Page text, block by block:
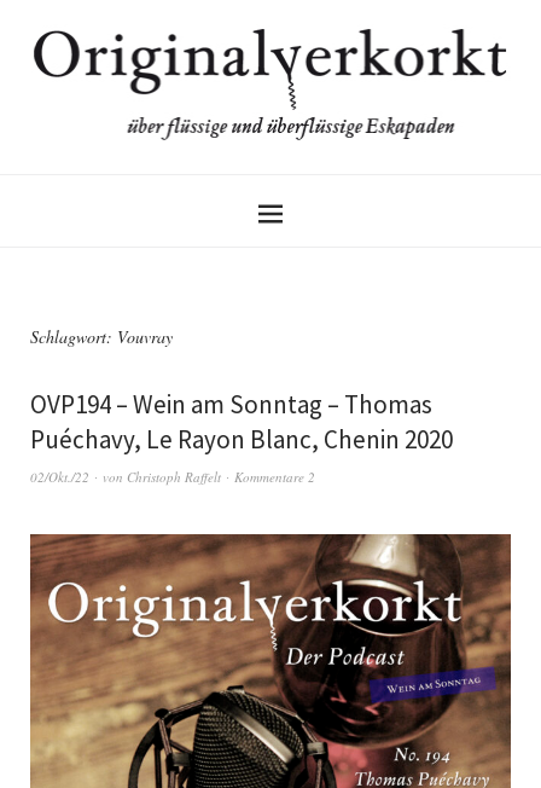
Schlagwort: Vouvray
OVP194 – Wein am Sonntag – Thomas
Puéchavy, Le Rayon Blanc, Chenin 2020
02/Okt./22 von Christoph Raffelt Kommentare 2